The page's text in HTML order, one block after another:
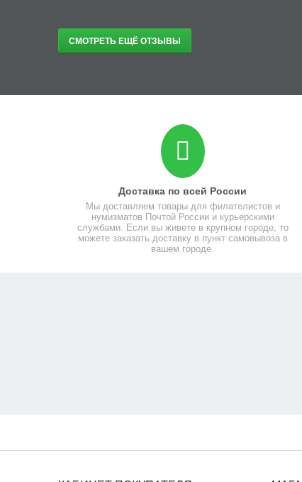
СМОТРЕТЬ ЕЩЁ ОТЗЫВЫ
Доставка по всей России
Мы доставляем товары для филателистов и
нумизматов Почтой России и курьерскими
службами. Если вы живете в крупном городе, то
можете заказать доставку в пункт самовывоза в
вашем городе.